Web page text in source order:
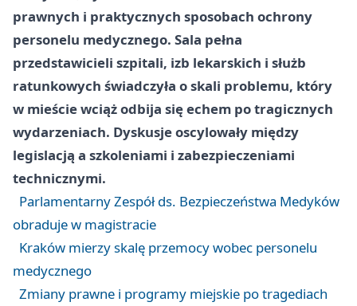
prawnych i praktycznych sposobach ochrony
personelu medycznego. Sala pełna
przedstawicieli szpitali, izb lekarskich i służb
ratunkowych świadczyła o skali problemu, który
w mieście wciąż odbija się echem po tragicznych
wydarzeniach. Dyskusje oscylowały między
legislacją a szkoleniami i zabezpieczeniami
technicznymi.
Parlamentarny Zespół ds. Bezpieczeństwa Medyków
obraduje w magistracie
Kraków mierzy skalę przemocy wobec personelu
medycznego
Zmiany prawne i programy miejskie po tragediach